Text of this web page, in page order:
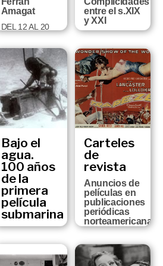
Amagat
DEL 12 AL 20
DE MAYO
entre el s.XIX
y XXI
HASTA EL 8 DE
ABRIL DEL
2018
Bajo el
agua.
100 años
de la
primera
película
submarina
En 1916 se
leagues
Carteles
de
revista
Anuncios de
películas en
publicaciones
periódicas
norteamericanas
de la
Roger
Biosca